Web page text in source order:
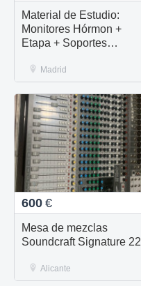
Material de Estudio:
Monitores Hórmon +
Etapa + Soportes
Madrid
600 €
Mesa de mezclas
Soundcraft Signature 22
Alicante